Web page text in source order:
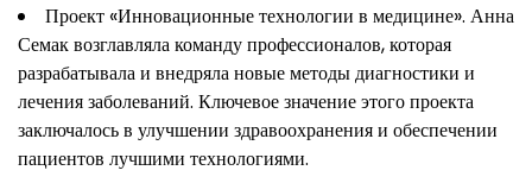
Проект «Инновационные технологии в медицине». Анна
Семак возглавляла команду профессионалов, которая
разрабатывала и внедряла новые методы диагностики и
лечения заболеваний. Ключевое значение этого проекта
заключалось в улучшении здравоохранения и обеспечении
пациентов лучшими технологиями.